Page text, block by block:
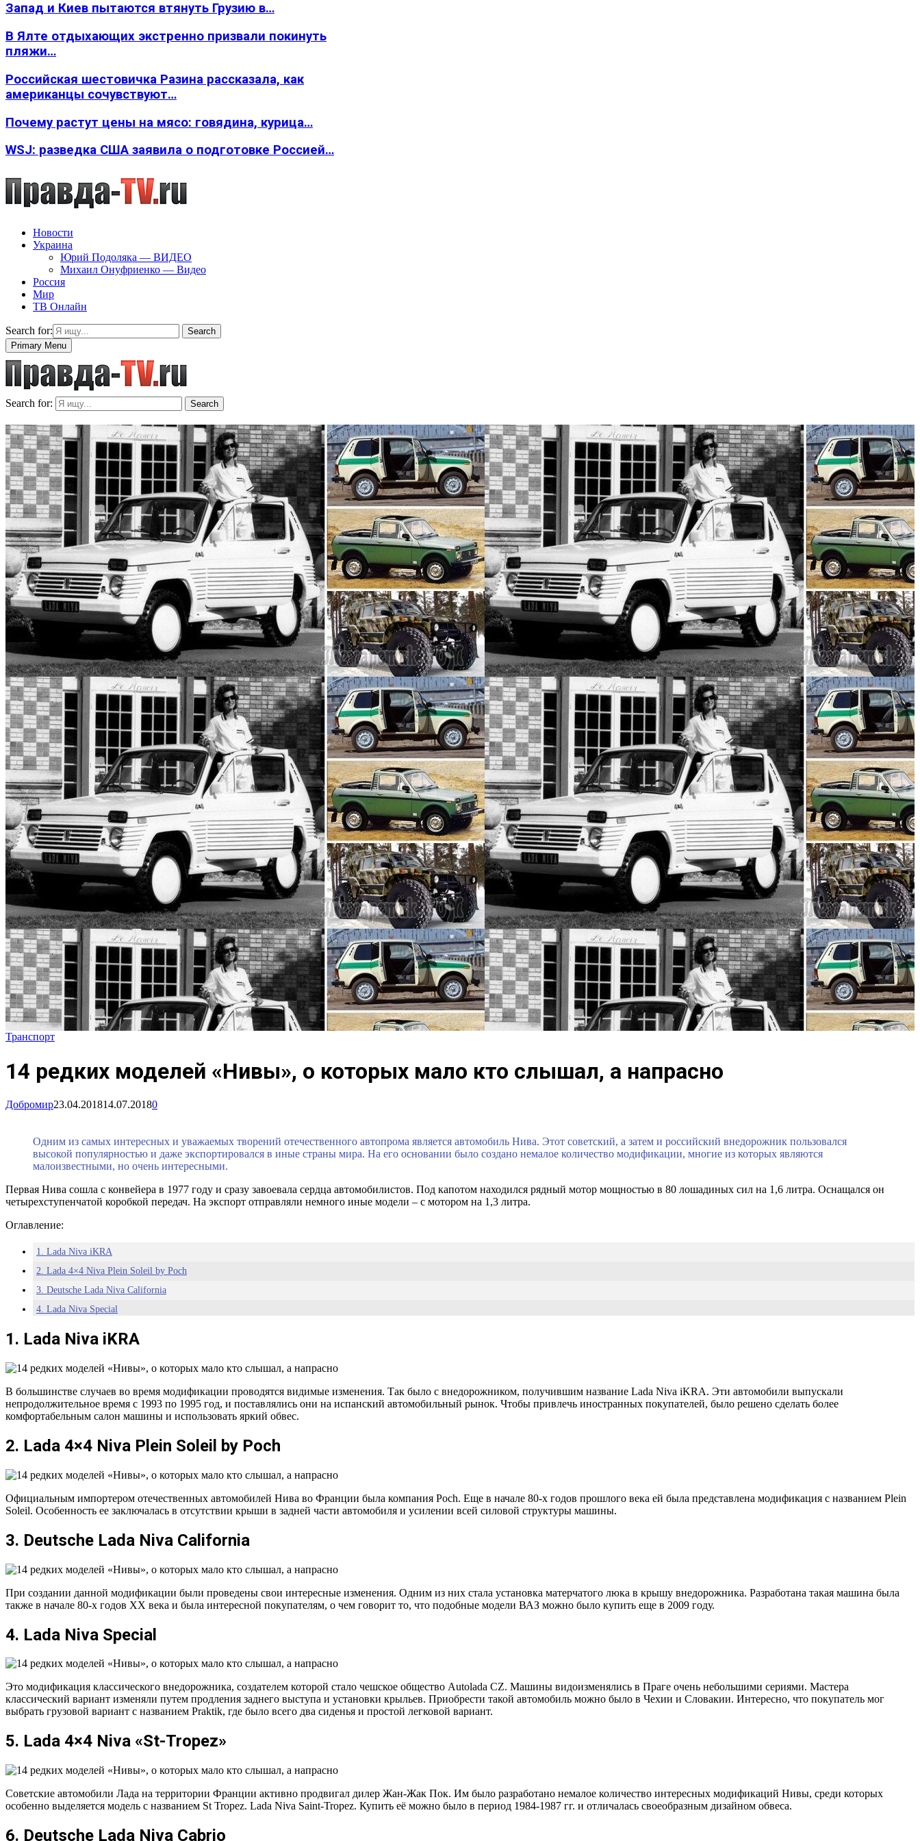
Запад и Киев пытаются втянуть Грузию в…
В Ялте отдыхающих экстренно призвали покинуть
пляжи…
Российская шестовичка Разина рассказала, как
американцы сочувствуют…
Почему растут цены на мясо: говядина, курица…
WSJ: разведка США заявила о подготовке Россией…
Новости
Украина
Юрий Подоляка — ВИДЕО
Михаил Онуфриенко — Видео
Россия
Мир
ТВ Онлайн
Search for:
Search
Primary Menu
Search for: Search
Транспорт
14 редких моделей «Нивы», о которых мало кто слышал, а напрасно
Добромир23.04.201814.07.20180
Одним из самых интересных и уважаемых творений отечественного автопрома является автомобиль Нива. Этот советский, а затем и российский внедорожник пользовался
высокой популярностью и даже экспортировался в иные страны мира. На его основании было создано немалое количество модификации, многие из которых являются
малоизвестными, но очень интересными.
Первая Нива сошла с конвейера в 1977 году и сразу завоевала сердца автомобилистов. Под капотом находился рядный мотор мощностью в 80 лошадиных сил на 1,6 литра. Оснащался он
четырехступенчатой коробкой передач. На экспорт отправляли немного иные модели – с мотором на 1,3 литра.
Оглавление:
1. Lada Niva iKRA
2. Lada 4×4 Niva Plein Soleil by Poch
3. Deutsche Lada Niva California
4. Lada Niva Special
6. Deutsche Lada Niva Cabrio
7. ВАЗ-21213 «Лаура»
9. ВАЗ-2121 Auviga
10. Бронто-212182 «Форс»
11. Бронто-212183 «Ландоле»
13. ВАЗ-2121 Нива «Сахара»
14. Нива Прицеп
1. Lada Niva iKRA
В большинстве случаев во время модификации проводятся видимые изменения. Так было с внедорожником, получившим название Lada Niva iKRA. Эти автомобили выпускали
непродолжительное время с 1993 по 1995 год, и поставлялись они на испанский автомобильный рынок. Чтобы привлечь иностранных покупателей, было решено сделать более
комфортабельным салон машины и использовать яркий обвес.
2. Lada 4×4 Niva Plein Soleil by Poch
Официальным импортером отечественных автомобилей Нива во Франции была компания Poch. Еще в начале 80-х годов прошлого века ей была представлена модификация с названием Plein
Soleil. Особенность ее заключалась в отсутствии крыши в задней части автомобиля и усилении всей силовой структуры машины.
3. Deutsche Lada Niva California
При создании данной модификации были проведены свои интересные изменения. Одним из них стала установка матерчатого люка в крышу внедорожника. Разработана такая машина была
также в начале 80-х годов ХХ века и была интересной покупателям, о чем говорит то, что подобные модели ВАЗ можно было купить еще в 2009 году.
4. Lada Niva Special
Это модификация классического внедорожника, создателем которой стало чешское общество Autolada CZ. Машины видоизменялись в Праге очень небольшими сериями. Мастера
классический вариант изменяли путем продления заднего выступа и установки крыльев. Приобрести такой автомобиль можно было в Чехии и Словакии. Интересно, что покупатель мог
выбрать грузовой вариант с названием Praktik, где было всего два сиденья и простой легковой вариант.
5. Lada 4×4 Niva «St-Tropez»
Советские автомобили Лада на территории Франции активно продвигал дилер Жан-Жак Пок. Им было разработано немалое количество интересных модификаций Нивы, среди которых
особенно выделяется модель с названием St Tropez. Lada Niva Saint-Tropez. Купить её можно было в период 1984-1987 гг. и отличалась своеобразным дизайном обвеса.
6. Deutsche Lada Niva Cabrio